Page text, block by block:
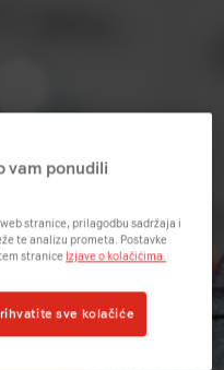
po
usluge zbog
pregledavati
vratiti na početak.
vam ponudili
stranice, prilagodbu sadržaja i
te analizu prometa. Postavke
stranice Izjave o kolačićima.
sve kolačiće